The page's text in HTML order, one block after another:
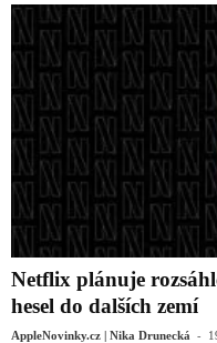
Netflix plánuje
hesel do dalších zemí
AppleNovinky.cz | Nika Drunecká -